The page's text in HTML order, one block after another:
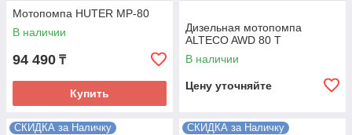
Мотопомпа HUTER MP-80
В наличии
94 490 ₸
Купить
Дизельная мотопомпа
ALTECO AWD 80 T
В наличии
Цену уточняйте
СКИДКА за Наличку СКИДКА за Наличку